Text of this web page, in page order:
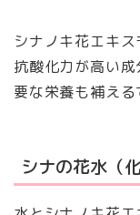
シナノキ花エキ
抗酸化力が高い
要な栄養も補える
シナの花水（